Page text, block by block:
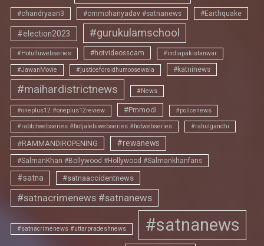
#chandryaan3 #cmmohanyadav #satnanews #Earthquake
#election2023 #gurukulamschool
#Hotulluwebseries #hotvideosscam #indiapakistanwar
#JawanMovie #justiceforsidhumoosewala #katninews
#maihardistrictnews #News
#oneplus12 #oneplus12review #Pmmodi #policenews
#rabbitwebseries #hotjalebiwebseries #hotwebseries #rahulgandhi
#RAMMANDIROPENING #rewanews
#SalmanKhan #Bollywood #Hollywood #Salmankhanfans
#satna #satnaaccidentnews
#satnacrimenews #satnanews
#satnacrimenews #uttarpradeshnews #satnanews